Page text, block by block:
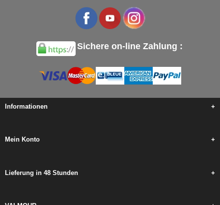
Sichere on-line Zahlung :
Informationen +
Mein Konto +
Lieferung in 48 Stunden +